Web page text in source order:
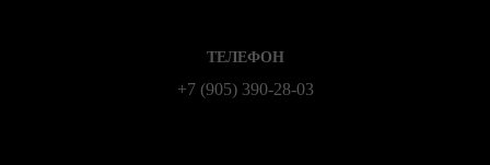
ТЕЛЕФОН
+7 (905) 390-28-03